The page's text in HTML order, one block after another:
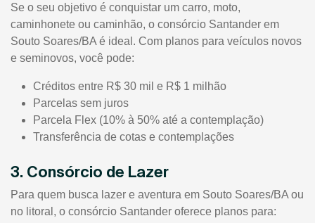
Se o seu objetivo é conquistar um carro, moto,
caminhonete ou caminhão, o consórcio Santander em
Souto Soares/BA é ideal. Com planos para veículos novos
e seminovos, você pode:
Créditos entre R$ 30 mil e R$ 1 milhão
Parcelas sem juros
Parcela Flex (10% à 50% até a contemplação)
Transferência de cotas e contemplações
3. Consórcio de Lazer
Para quem busca lazer e aventura em Souto Soares/BA ou
no litoral, o consórcio Santander oferece planos para: